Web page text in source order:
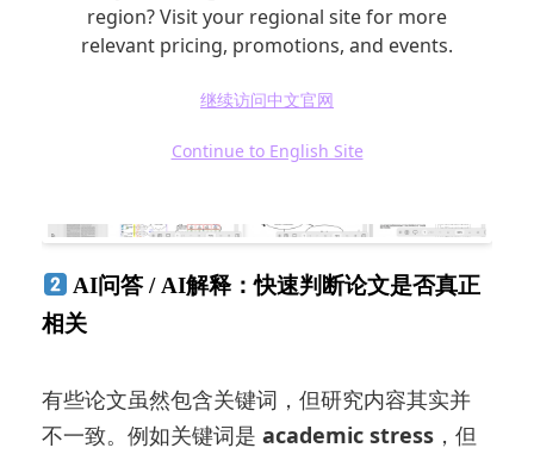
region? Visit your regional site for more
relevant pricing, promotions, and events.
继续访问中文官网
Continue to English Site
AI问答 / AI解释：快速判断论文是否真正
相关
有些论文虽然包含关键词，但研究内容其实并
不一致。例如关键词是academic stress ，但